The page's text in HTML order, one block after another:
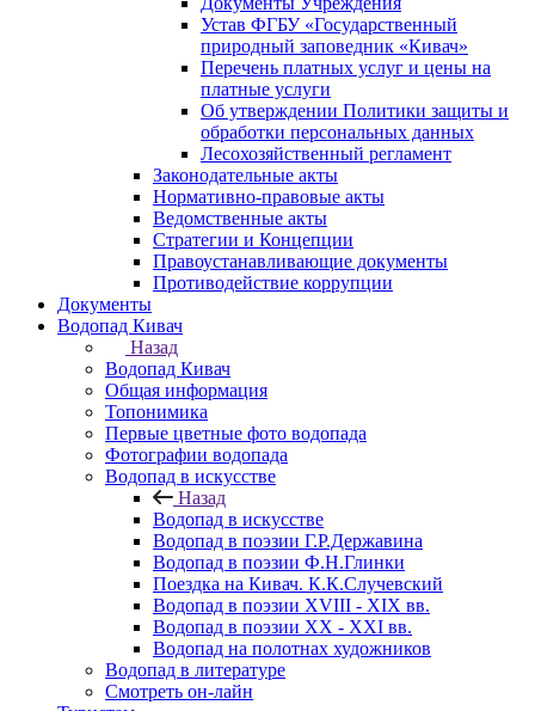
Устав ФГБУ «Государственный
природный заповедник «Кивач»
Перечень платных услуг и цены на
платные услуги
Об утверждении Политики защиты и
обработки персональных данных
Лесохозяйственный регламент
Законодательные акты
Нормативно-правовые акты
Ведомственные акты
Стратегии и Концепции
Правоустанавливающие документы
Противодействие коррупции
Документы
Водопад Кивач
Назад
Водопад Кивач
Общая информация
Топонимика
Первые цветные фото водопада
Фотографии водопада
Водопад в искусстве
Назад
Водопад в искусстве
Водопад в поэзии Г.Р.Державина
Водопад в поэзии Ф.Н.Глинки
Поездка на Кивач. К.К.Случевский
Водопад в поэзии XVIII - XIX вв.
Водопад в поэзии XX - XXI вв.
Водопад на полотнах художников
Водопад в литературе
Смотреть он-лайн